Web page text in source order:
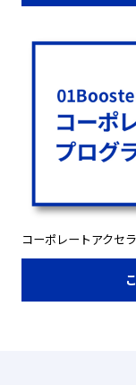
コーポレートアクセ